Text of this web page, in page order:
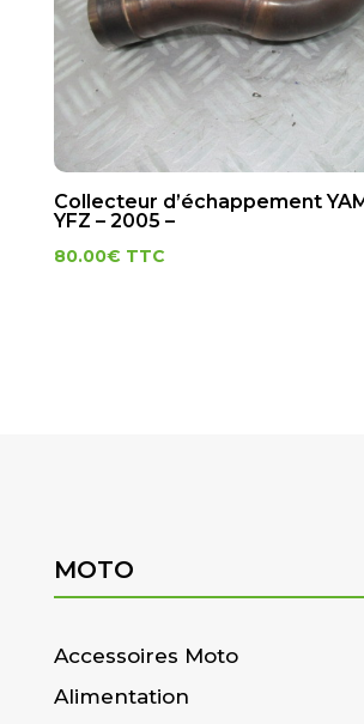
Collecteur d’échappement
YFZ – 2005 –
80.00€ TTC
MOTO
Accessoires Moto
Alimentation